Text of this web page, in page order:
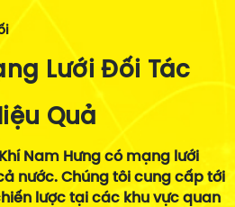
xuống dưới 93 đô la một tấn
và chạm mức thấp nhất
trong chín tháng.
Lưới Đối Tác
Quả
Nam Hưng có mạng lưới
nước. Chúng tôi cung cấp tới
lược tại các khu vực quan